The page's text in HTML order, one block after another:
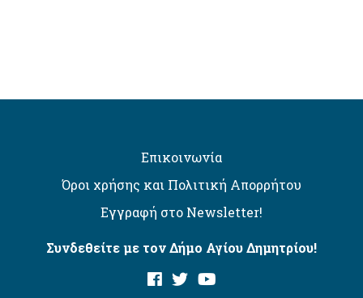
Επικοινωνία
Όροι χρήσης και Πολιτική Απορρήτου
Εγγραφή στο Newsletter!
Συνδεθείτε με τον Δήμο Αγίου Δημητρίου!